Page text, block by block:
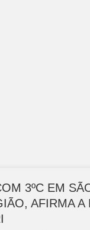
3ºC EM
AFIRMA A